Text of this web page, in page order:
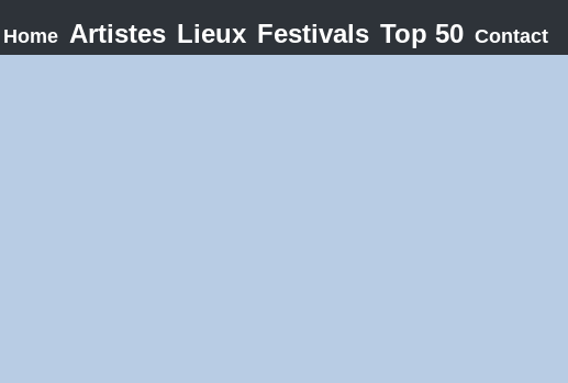
Home Artistes Lieux Festivals Top 50 Contact